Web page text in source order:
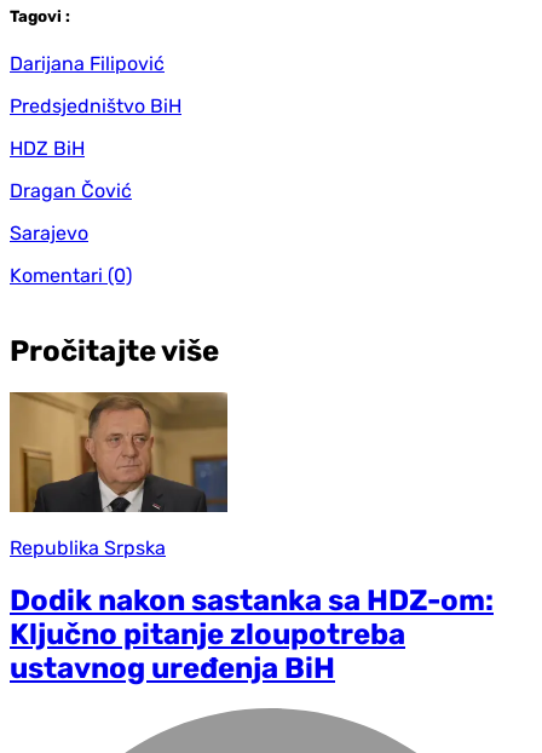
Tagovi :
Darijana Filipović
Predsjedništvo BiH
HDZ BiH
Dragan Čović
Sarajevo
Komentari (0)
Pročitajte više
Republika Srpska
Dodik nakon sastanka sa HDZ-om:
Ključno pitanje zloupotreba
ustavnog uređenja BiH